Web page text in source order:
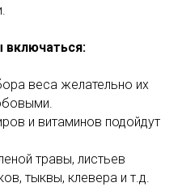
включаться:
веса желательно их
и витаминов подойдут
травы, листьев
тыквы, клевера и т.д.